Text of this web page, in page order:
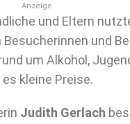
Anzeige
und Eltern
und
um Alkohol,
kleine Preise.
Judith Gerlach